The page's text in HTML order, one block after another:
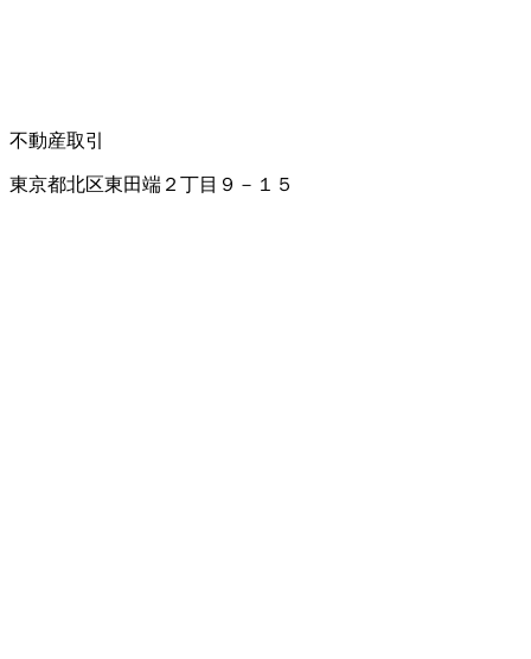
不動産取引
東京都北区東田端２丁目９－１５